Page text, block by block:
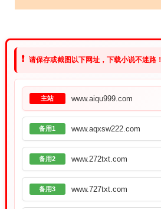
❗ 请保存或截图以下网址，下载小说不迷路！
主站 www.aiqu999.com
备用1 www.aqxsw222.com
备用2 www.272txt.com
备用3 www.727txt.com